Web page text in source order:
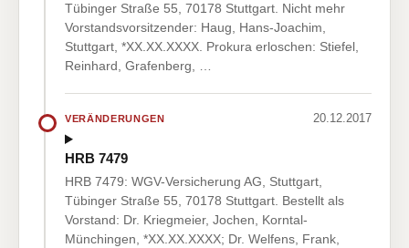
Tübinger Straße 55, 70178 Stuttgart. Nicht mehr
Vorstandsvorsitzender: Haug, Hans-Joachim,
Stuttgart, *XX.XX.XXXX. Prokura erloschen: Stiefel,
Reinhard, Grafenberg, …
VERÄNDERUNGEN 20.12.2017
HRB 7479
HRB 7479: WGV-Versicherung AG, Stuttgart,
Tübinger Straße 55, 70178 Stuttgart. Bestellt als
Vorstand: Dr. Kriegmeier, Jochen, Korntal-
Münchingen, *XX.XX.XXXX; Dr. Welfens, Frank,